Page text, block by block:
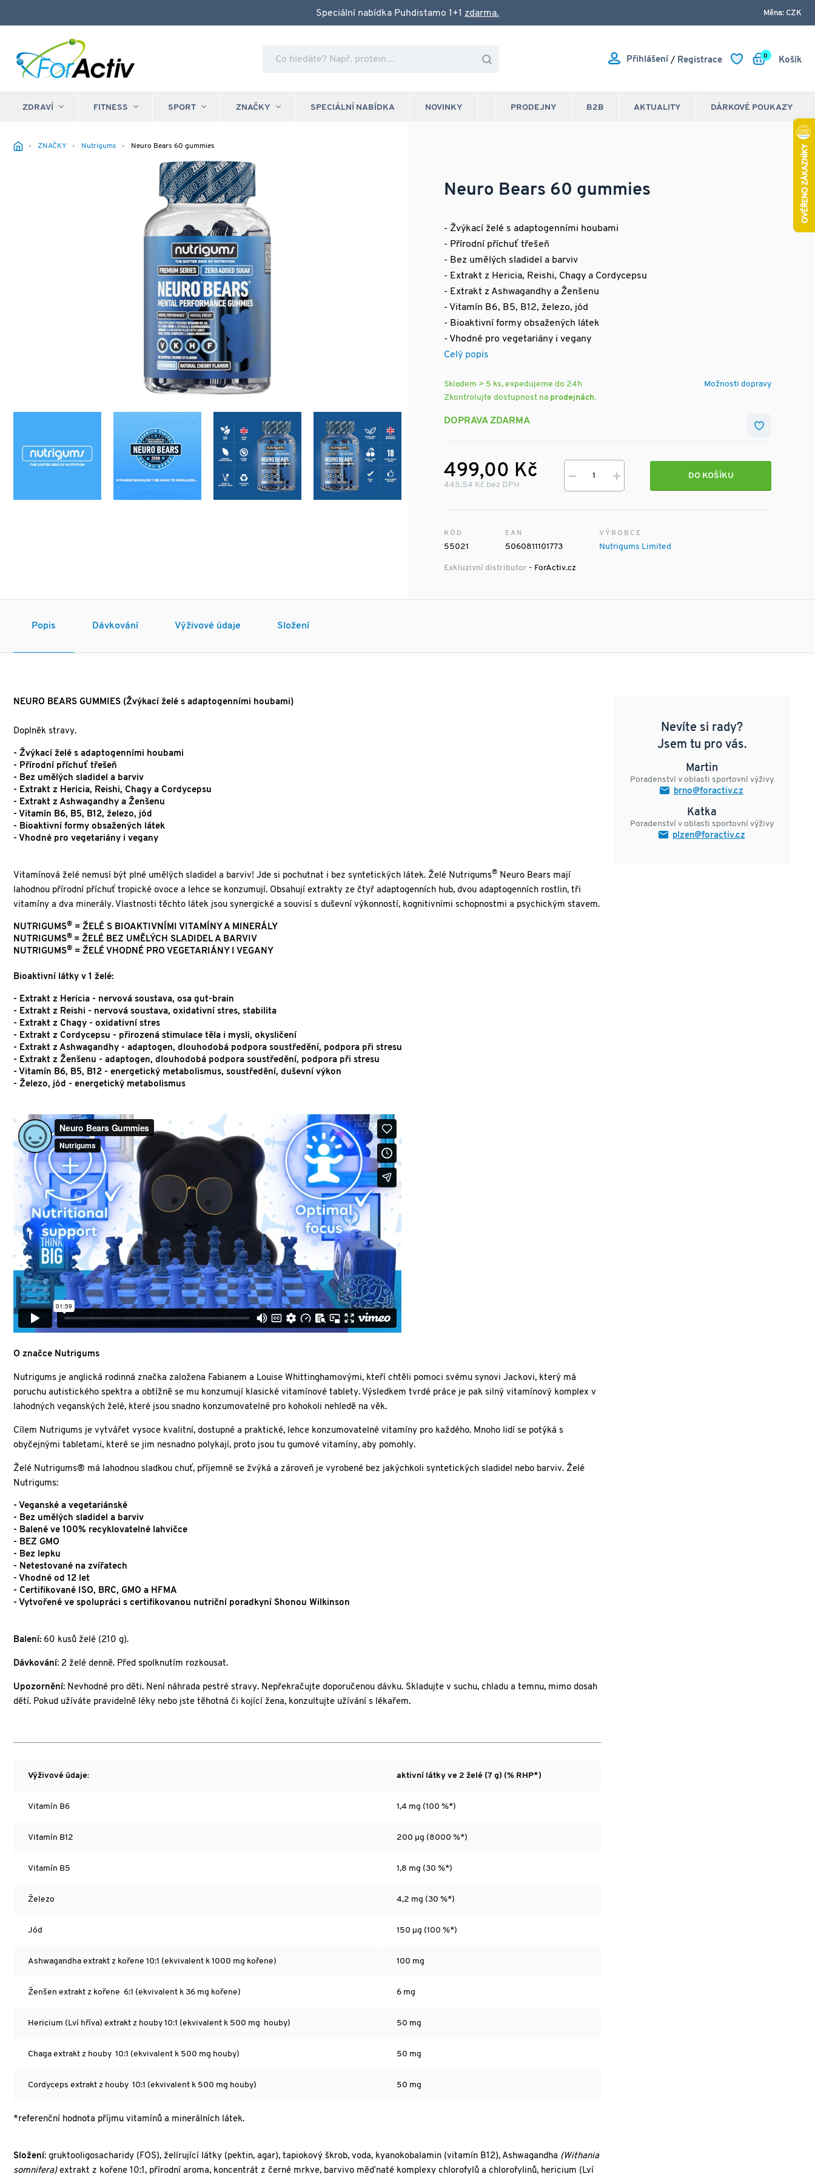
Speciální nabídka Puhdistamo 1+1 zdarma. Měna: CZK
Přihlášení / Registrace Košík
0
ZDRAVÍ FITNESS SPORT ZNAČKY SPECIÁLNÍ NABÍDKA NOVINKY DÁRKOVÉ POUKAZY
AKTUALITY
B2B
PRODEJNY
ZNAČKY Nutrigums Neuro Bears 60 gummies
Neuro Bears 60 gummies
- Žvýkací želé s adaptogenními houbami
- Přírodní příchuť třešeň
- Bez umělých sladidel a barviv
- Extrakt z Hericia, Reishi, Chagy a Cordycepsu
- Extrakt z Ashwagandhy a Ženšenu
- Vitamín B6, B5, B12, železo, jód
- Bioaktivní formy obsažených látek
- Vhodné pro vegetariány i vegany
Celý popis
Možnosti dopravy
Skladem > 5 ks, expedujeme do 24h
Zkontrolujte dostupnost na prodejnách.
DOPRAVA ZDARMA
499,00 Kč
445,54 Kč bez DPH
DO KOŠÍKU
KÓD
55021
EAN
5060811101773
VÝROBCE
Nutrigums Limited
Exkluzivní distributor - ForActiv.cz
Popis Dávkování Výživové údaje Složení
NEURO BEARS GUMMIES (Žvýkací želé s adaptogenními houbami)
Doplněk stravy.
- Žvýkací želé s adaptogenními houbami
- Přírodní příchuť třešeň
- Bez umělých sladidel a barviv
- Extrakt z Hericia, Reishi, Chagy a Cordycepsu
- Extrakt z Ashwagandhy a Ženšenu
- Vitamín B6, B5, B12, železo, jód
- Bioaktivní formy obsažených látek
- Vhodné pro vegetariány i vegany
Vitamínová želé nemusí být plné umělých sladidel a barviv! Jde si pochutnat i bez syntetických látek. Želé Nutrigums® Neuro Bears mají
lahodnou přírodní příchuť tropické ovoce a lehce se konzumují. Obsahují extrakty ze čtyř adaptogenních hub, dvou adaptogenních rostlin, tři
vitamíny a dva minerály. Vlastnosti těchto látek jsou synergické a souvisí s duševní výkonností, kognitivními schopnostmi a psychickým stavem.
NUTRIGUMS® = ŽELÉ S BIOAKTIVNÍMI VITAMÍNY A MINERÁLY
NUTRIGUMS® = ŽELÉ BEZ UMĚLÝCH SLADIDEL A BARVIV
NUTRIGUMS® = ŽELÉ VHODNÉ PRO VEGETARIÁNY I VEGANY
Bioaktivní látky v 1 želé:
- Extrakt z Hericia - nervová soustava, osa gut-brain
- Extrakt z Reishi - nervová soustava, oxidativní stres, stabilita
- Extrakt z Chagy - oxidativní stres
- Extrakt z Cordycepsu - přirozená stimulace těla i mysli, okysličení
- Extrakt z Ashwagandhy - adaptogen, dlouhodobá podpora soustředění, podpora při stresu
- Extrakt z Ženšenu - adaptogen, dlouhodobá podpora soustředění, podpora při stresu
- Vitamín B6, B5, B12 - energetický metabolismus, soustředění, duševní výkon
- Železo, jód - energetický metabolismus
O značce Nutrigums
Nutrigums je anglická rodinná značka založena Fabianem a Louise Whittinghamovými, kteří chtěli pomoci svému synovi Jackovi, který má
poruchu autistického spektra a obtížně se mu konzumují klasické vitamínové tablety. Výsledkem tvrdé práce je pak silný vitamínový komplex v
lahodných veganských želé, které jsou snadno konzumovatelné pro kohokoli nehledě na věk.
Cílem Nutrigums je vytvářet vysoce kvalitní, dostupné a praktické, lehce konzumovatelné vitamíny pro každého. Mnoho lidí se potýká s
obyčejnými tabletami, které se jim nesnadno polykají, proto jsou tu gumové vitamíny, aby pomohly.
Želé Nutrigums® má lahodnou sladkou chuť, příjemně se žvýká a zároveň je vyrobené bez jakýchkoli syntetických sladidel nebo barviv. Želé
Nutrigums:
- Veganské a vegetariánské
- Bez umělých sladidel a barviv
- Balené ve 100% recyklovatelné lahvičce
- BEZ GMO
- Bez lepku
- Netestované na zvířatech
- Vhodné od 12 let
- Certifikované ISO, BRC, GMO a HFMA
- Vytvořené ve spolupráci s certifikovanou nutriční poradkyní Shonou Wilkinson
Balení: 60 kusů želé (210 g).
Dávkování: 2 želé denně. Před spolknutím rozkousat.
Upozornění: Nevhodné pro děti. Není náhrada pestré stravy. Nepřekračujte doporučenou dávku. Skladujte v suchu, chladu a temnu, mimo dosah
dětí. Pokud užíváte pravidelně léky nebo jste těhotná či kojící žena, konzultujte užívání s lékařem.
Výživové údaje: aktivní látky ve 2 želé (7 g) (% RHP*)
Vitamín B6 1,4 mg (100 %*)
Vitamín B12 200 µg (8000 %*)
Vitamín B5 1,8 mg (30 %*)
Železo 4,2 mg (30 %*)
Jód 150 µg (100 %*)
Ashwagandha extrakt z kořene 10:1 (ekvivalent k 1000 mg kořene) 100 mg
Ženšen extrakt z kořene 6:1 (ekvivalent k 36 mg kořene) 6 mg
Hericium (Lví hříva) extrakt z houby 10:1 (ekvivalent k 500 mg houby) 50 mg
Chaga extrakt z houby 10:1 (ekvivalent k 500 mg houby) 50 mg
Cordyceps extrakt z houby 10:1 (ekvivalent k 500 mg houby) 50 mg
*referenční hodnota příjmu vitamínů a minerálních látek.
Složení: gruktooligosacharidy (FOS), želírující látky (pektin, agar), tapiokový škrob, voda, kyanokobalamin (vitamín B12), Ashwagandha (Withania
somnifera)extrakt z kořene 10:1, přírodní aroma, koncentrát z černé mrkve, barvivo měďnaté komplexy chlorofylů a chlorofylinů, hericium (Lví
Nevíte si rady?
Jsem tu pro vás.
Martin
Poradenství v oblasti sportovní výživy
brno@foractiv.cz
Katka
Poradenství v oblasti sportovní výživy
plzen@foractiv.cz